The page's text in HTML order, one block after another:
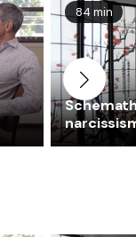
van
een narcist, en
van
84 min